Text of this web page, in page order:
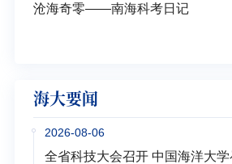
沧海奇零——南海科考日记
海大要闻
2026-08-06
全省科技大会召开 中国海洋大